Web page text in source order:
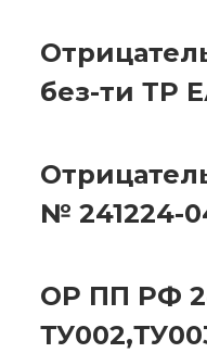
без-ти ТР
№ 241224-
ОР ПП РФ